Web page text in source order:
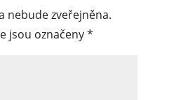
nebude zveřejněna.
jsou označeny*